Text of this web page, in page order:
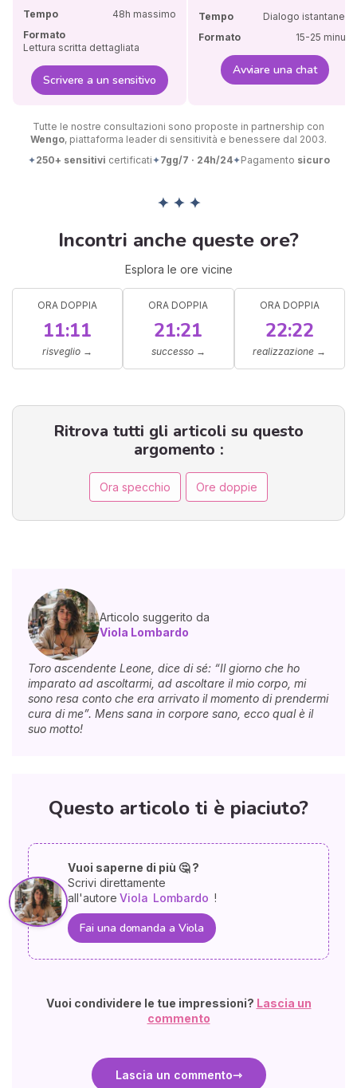
Tempo
48h massimo
Formato
Lettura scritta dettagliata
Scrivere a un sensitivo
Tempo
Dialogo istantaneo
Formato
15-25 minuti
Avviare una chat
Tutte le nostre consultazioni sono proposte in partnership con
Wengo, piattaforma leader di sensitività e benessere dal 2003.
✦250+ sensitivi certificati✦7gg/7 · 24h/24✦Pagamento sicuro
✦ ✦ ✦
Incontri anche queste ore?
Esplora le ore vicine
ORA DOPPIA
11:11
risveglio →
ORA DOPPIA
21:21
successo→
ORA DOPPIA
22:22
realizzazione →
Ritrova tutti gli articoli su questo
argomento :
Ora specchio Ore doppie
Articolo suggerito da
Viola Lombardo
Toro ascendente Leone, dice di sé: “Il giorno che ho
imparato ad ascoltarmi, ad ascoltare il mio corpo, mi
sono resa conto che era arrivato il momento di prendermi
cura di me”. Mens sana in corpore sano, ecco qual è il
suo motto!
Questo articolo ti è piaciuto?
Vuoi saperne di più 🤔 ?
Scrivi direttamente
all'autore Viola Lombardo !
Fai una domanda a Viola
Vuoi condividere le tue impressioni? Lascia un
commento
Lascia un commento